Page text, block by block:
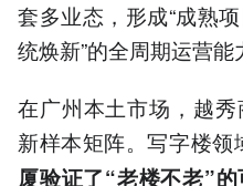
套多业态，形成“成熟
统焕新”的全周期运营能
在广州本土市场，越
新样本矩阵。写字楼
厦验证了“老楼不老”